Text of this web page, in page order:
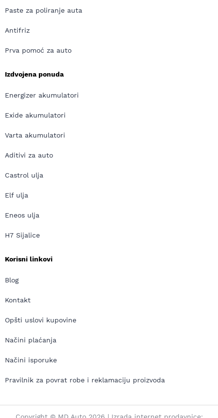
Paste za poliranje auta
Antifriz
Prva pomoć za auto
Izdvojena ponuda
Energizer akumulatori
Exide akumulatori
Varta akumulatori
Aditivi za auto
Castrol ulja
Elf ulja
Eneos ulja
H7 Sijalice
Korisni linkovi
Blog
Kontakt
Opšti uslovi kupovine
Načini plaćanja
Načini isporuke
Pravilnik za povrat robe i reklamaciju proizvoda